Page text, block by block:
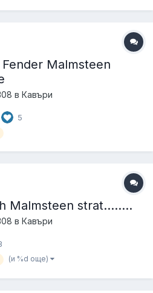
Malmsteen
в Кавъри
5
Malmsteen strat........
в Кавъри
(и %d още)